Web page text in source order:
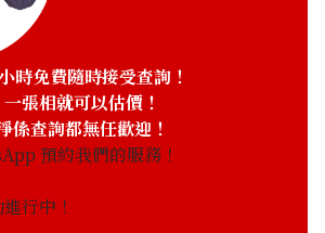
時免費隨時接受查詢！
一張相就可以估價！
係查詢都無任歡迎！
預約我們的服務！
行中！